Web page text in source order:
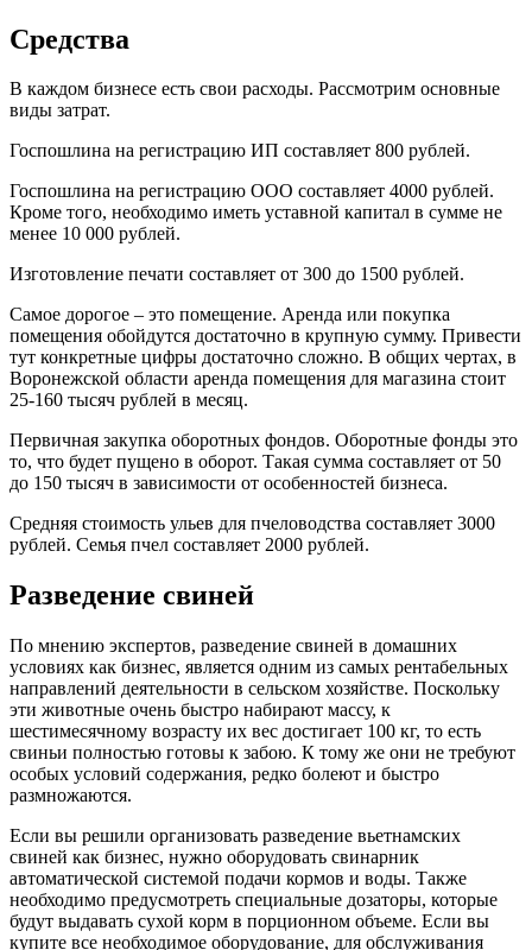
Средства
В каждом бизнесе есть свои расходы. Рассмотрим основные
виды затрат.
Госпошлина на регистрацию ИП составляет 800 рублей.
Госпошлина на регистрацию ООО составляет 4000 рублей.
Кроме того, необходимо иметь уставной капитал в сумме не
менее 10 000 рублей.
Изготовление печати составляет от 300 до 1500 рублей.
Самое дорогое – это помещение. Аренда или покупка
помещения обойдутся достаточно в крупную сумму. Привести
тут конкретные цифры достаточно сложно. В общих чертах, в
Воронежской области аренда помещения для магазина стоит
25-160 тысяч рублей в месяц.
Первичная закупка оборотных фондов. Оборотные фонды это
то, что будет пущено в оборот. Такая сумма составляет от 50
до 150 тысяч в зависимости от особенностей бизнеса.
Средняя стоимость ульев для пчеловодства составляет 3000
рублей. Семья пчел составляет 2000 рублей.
Разведение свиней
По мнению экспертов, разведение свиней в домашних
условиях как бизнес, является одним из самых рентабельных
направлений деятельности в сельском хозяйстве. Поскольку
эти животные очень быстро набирают массу, к
шестимесячному возрасту их вес достигает 100 кг, то есть
свиньи полностью готовы к забою. К тому же они не требуют
особых условий содержания, редко болеют и быстро
размножаются.
Если вы решили организовать разведение вьетнамских
свиней как бизнес, нужно оборудовать свинарник
автоматической системой подачи кормов и воды. Также
необходимо предусмотреть специальные дозаторы, которые
будут выдавать сухой корм в порционном объеме. Если вы
купите все необходимое оборудование, для обслуживания